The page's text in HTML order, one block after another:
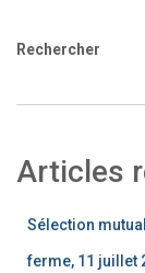
Rechercher
Articles
Sélection
ferme, 11 juillet